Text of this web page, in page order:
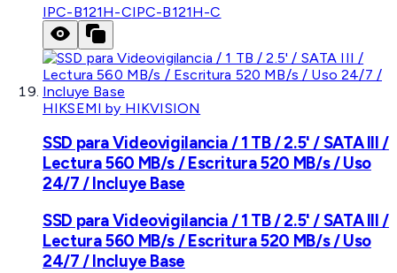
IPC-B121H-CIPC-B121H-C
HIKSEMI by HIKVISION
SSD para Videovigilancia / 1 TB / 2.5' / SATA III /
Lectura 560 MB/s / Escritura 520 MB/s / Uso
24/7 / Incluye Base
SSD para Videovigilancia / 1 TB / 2.5' / SATA III /
Lectura 560 MB/s / Escritura 520 MB/s / Uso
24/7 / Incluye Base